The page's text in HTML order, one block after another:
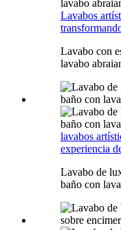
Lavabos
Lavabo con
lavabo
lavabos
experiencia
Lavabo de
baño con